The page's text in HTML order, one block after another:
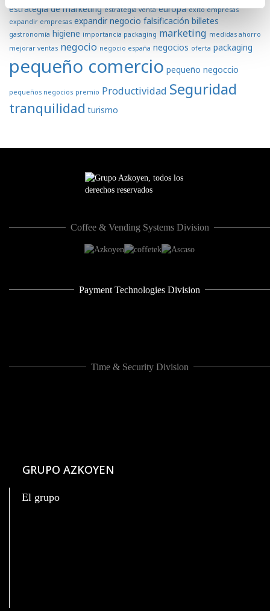
estrategia de marketing estrategia venta europa exito empresas
expandir empresas expandir negocio falsificación billetes
gastronomía higiene importancia packaging marketing medidas ahorro
mejorar ventas negocio negocio españa negocios oferta packaging
pequeño comercio pequeño negoccio
pequeños negocios premio Productividad Seguridad
tranquilidad turismo
Coffee & Vending Systems Division
Payment Technologies Division
Time & Security Division
GRUPO AZKOYEN
El grupo